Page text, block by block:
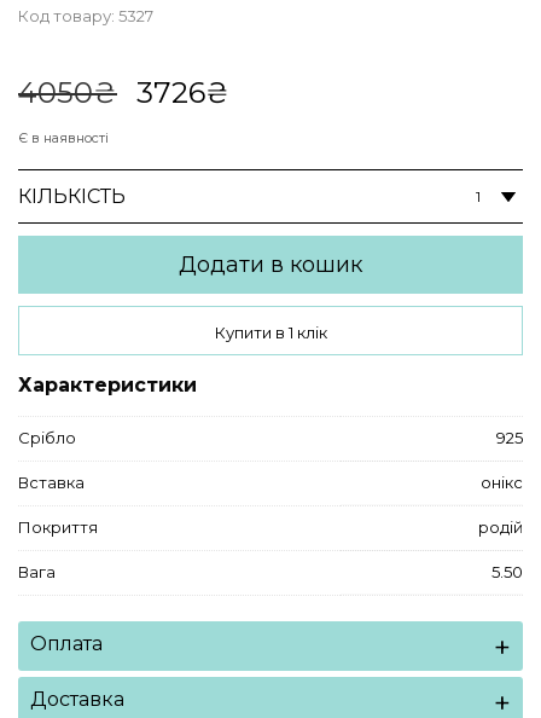
Код товару: 5327
4050₴ Оригінальна
3726₴
Є в наявності
КІЛЬКІСТЬ
Додати в кошик
Купити в 1 клік
Характеристики
Срібло 925
Вставка онікс
Покриття родій
Вага 5.50
Оплата
Доставка